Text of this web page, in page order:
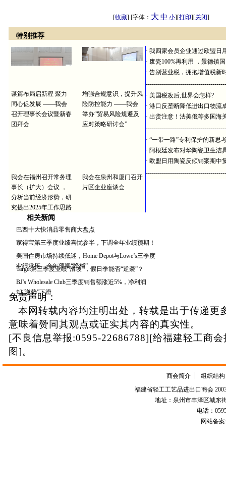
[收藏] [字体： 大 中 小][打印][关闭]
特别推荐
谋篇布局启新程 聚力
同心促发展 ——我会
召开理事长会议暨新春
团拜会
增强合规意识，提升风
险防控能力 ——我会
举办“贸易风险规避及
应对策略研讨会”
我会在福州召开常务理
事长（扩大）会议 ，
分析当前经济形势，研
究提出2025年工作思路
我会在泉州和厦门召开
片区企业座谈会
· 我四家会员企业通过欧盟日
· 废瓷100%再利用 ，景德镇
· 告别营业税，拥抱增值税新
· 美国税改后,世界会怎样?
· 港口反垄断降低进出口物流
· 出货注意！法美俄等多国海
· “一带一路”专利保护的新思
· 阿根廷发布对华陶瓷卫生洁
· 欧盟日用陶瓷反倾销案期中
相关新闻
巴西十大快消品零售商大盘点
家得宝第三季度业绩喜忧参半，下调全年业绩预期！
美国住房市场持续低迷，Home Depot与Lowe’s三季度
业绩承压、全年预期“降档”
Target第三季度业绩“滑坡”，假日季能否“逆袭”？
BJ's Wholesale Club三季度销售额涨近5%，净利润
却“逆势”下滑
免责声明：
本网转载内容均注明出处，转载是出于传递更
意味着赞同其观点或证实其内容的真实性。
[不良信息举报:0595-22686788][给福建轻工商
图]。
商会简介
组织结构
福建省轻工工艺品进出口商会
地址：泉州市丰泽区城东
电话：0595-
网站备